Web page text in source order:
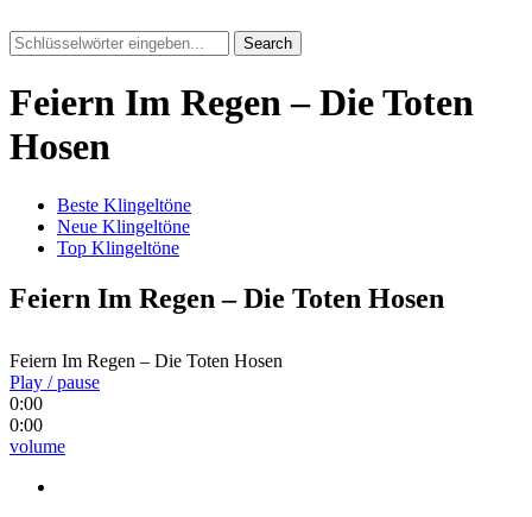
Search
Feiern Im Regen – Die Toten
Hosen
Beste Klingeltöne
Neue Klingeltöne
Top Klingeltöne
Feiern Im Regen – Die Toten Hosen
Feiern Im Regen – Die Toten Hosen
Play / pause
0:00
0:00
volume